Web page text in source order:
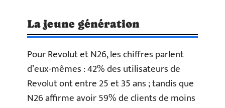
La jeune génération
Pour Revolut et N26, les chiffres parlent
d’eux-mêmes : 42% des utilisateurs de
Revolut ont entre 25 et 35 ans ; tandis que
N26 affirme avoir 59% de clients de moins